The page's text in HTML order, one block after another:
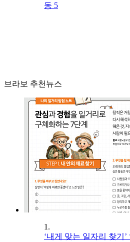
동 5
브라보 추천뉴스
1.
‘내게 맞는 일자리 찾기